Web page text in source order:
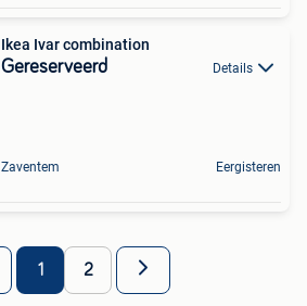
Ikea Ivar combination
Gereserveerd Details
Zaventem Eergisteren
1 2